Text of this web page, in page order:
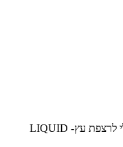
/ וקס נוזלי לרצפת עץ- LIQUID